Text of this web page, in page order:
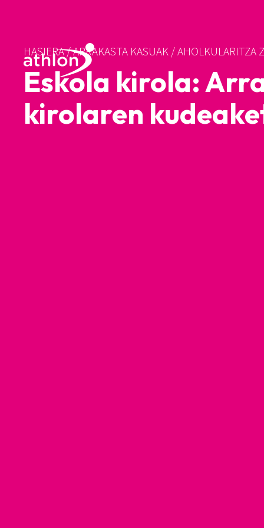
HASIERA/ARRAKASTA KASUAK/AHOLKULARITZA
Eskola kirola:
kirolaren